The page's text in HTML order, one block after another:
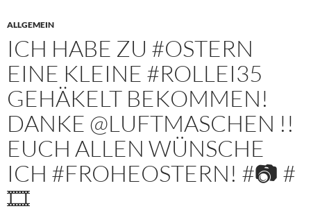
ALLGEMEIN
ICH HABE ZU #OSTERN
EINE KLEINE #ROLLEI35
GEHÄKELT BEKOMMEN!
DANKE @LUFTMASCHEN !!
EUCH ALLEN WÜNSCHE
ICH #FROHEOSTERN! #📷 #
🎞